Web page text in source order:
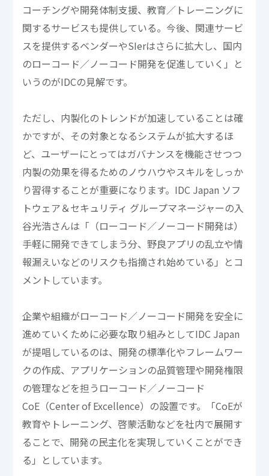
コーチングや開発体制支援、教育／トレーニングに
関するサービスも提供している。今後、関連サービ
スを提供するベンダーやSIerはさらに拡大し、国内
のローコード／ノーコード開発を促進していく」と
いうのがIDCの見解です。
ただし、内製化のトレンドが加速していることは確
かですが、その対象となるシステムが拡大するほ
ど、ユーザーにとってはガバナンスを機能させつつ
内製の効果を得るためのノウハウやスキルをしっか
り習得することが重要になります。IDC Japan ソフ
トウェア＆セキュリティ グループマネージャーの入
谷光浩さんは「（ローコード／ノーコード開発は）
手軽に開発できてしまう分、野良アプリの乱立や情
報漏えいなどのリスクも指摘され始めている」とコ
メントしています。
企業や組織がローコード／ノーコード開発を安全に
進めていくために必要な取り組みとしてIDC Japan
が提唱しているのは、開発の標準化やフレームワー
クの作成、アプリケーションの品質管理や開発権限
の管理などを担うローコード／ノーコード
CoE（Center of Excellence）の設置です。「CoEが
教育やトレーニング、啓蒙活動などを社内で展開す
ることで、開発の民主化を実現していくことができ
る」としています。